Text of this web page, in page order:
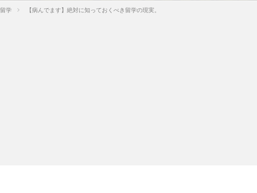
学 【病んでます】絶対に知っておくべき留学の現実。